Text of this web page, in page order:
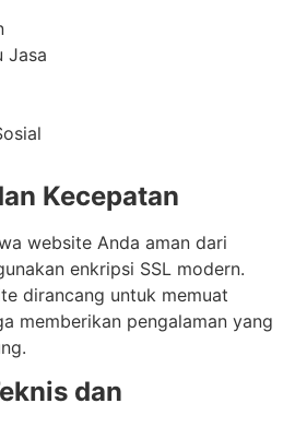
Jasa
Kecepatan
website Anda aman dari
enkripsi SSL modern.
dirancang untuk memuat
memberikan pengalaman yang
dan